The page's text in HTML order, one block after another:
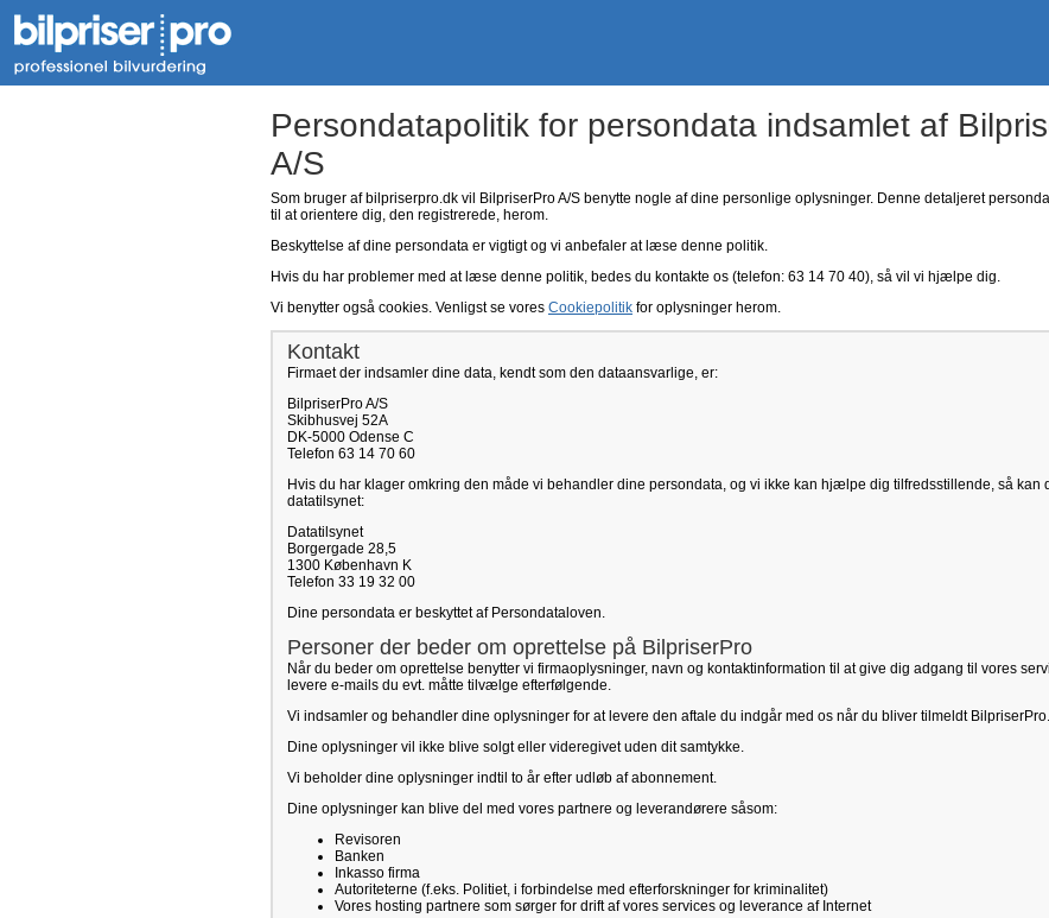
Persondatapolitik for persondata indsamlet af
A/S
Som bruger af bilpriserpro.dk vil BilpriserPro A/S benytte nogle af dine personlige oplysninger. Denne detaljeret
til at orientere dig, den registrerede, herom.
Beskyttelse af dine persondata er vigtigt og vi anbefaler at læse denne politik.
Hvis du har problemer med at læse denne politik, bedes du kontakte os (telefon: 63 14 70 40), så vil vi hjælpe dig.
Vi benytter også cookies. Venligst se vores Cookiepolitik for oplysninger herom.
Kontakt
Firmaet der indsamler dine data, kendt som den dataansvarlige, er:
BilpriserPro A/S
Skibhusvej 52A
DK-5000 Odense C
Telefon 63 14 70 60
Hvis du har klager omkring den måde vi behandler dine persondata, og vi ikke kan hjælpe dig tilfredsstillende, så kan
datatilsynet:
Datatilsynet
Borgergade 28,5
1300 København K
Telefon 33 19 32 00
Dine persondata er beskyttet af Persondataloven.
Personer der beder om oprettelse på BilpriserPro
Når du beder om oprettelse benytter vi firmaoplysninger, navn og kontaktinformation til at give dig adgang til vores
levere e-mails du evt. måtte tilvælge efterfølgende.
Vi indsamler og behandler dine oplysninger for at levere den aftale du indgår med os når du bliver tilmeldt BilpriserPro.
Dine oplysninger vil ikke blive solgt eller videregivet uden dit samtykke.
Vi beholder dine oplysninger indtil to år efter udløb af abonnement.
Dine oplysninger kan blive del med vores partnere og leverandørere såsom:
Revisoren
Banken
Inkasso firma
Autoriteterne (f.eks. Politiet, i forbindelse med efterforskninger for kriminalitet)
Vores hosting partnere som sørger for drift af vores services og leverance af Internet